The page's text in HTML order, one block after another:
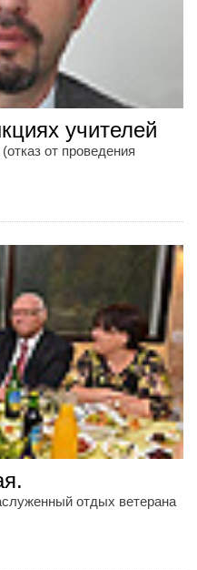
учителей
от проведения
отдых ветерана